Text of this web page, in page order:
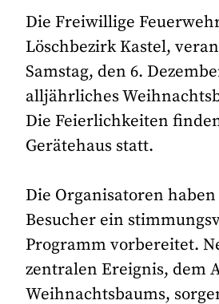
Die Freiwillige
Löschbezirk Kastel,
Samstag, den 6.
alljährliches
Die Feierlichkeiten
Gerätehaus statt.
Die Organisatoren
Besucher ein
Programm vorbereitet.
zentralen Ereignis, dem
Weihnachtsbaums,